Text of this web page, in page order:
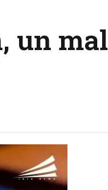
un mal